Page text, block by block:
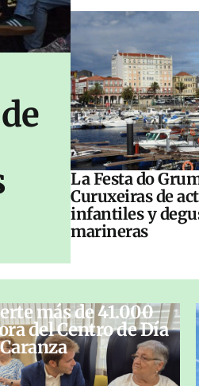
La Festa do
Curuxeiras de
infantiles y
marineras
más de 41.000
del Centro de Día